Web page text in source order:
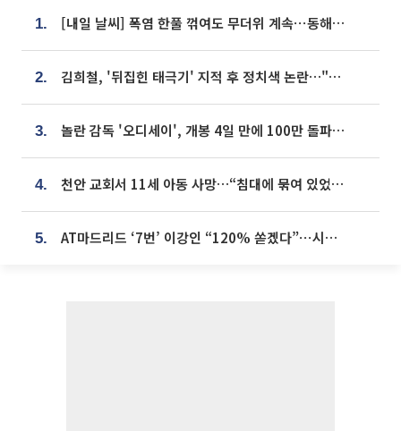
1. [내일 날씨] 폭염 한풀 꺾여도 무더위 계속⋯동해안 이틀 연속 비
2. 김희철, '뒤집힌 태극기' 지적 후 정치색 논란…"좌우 떠나 우리나라 국기"
3. 놀란 감독 '오디세이', 개봉 4일 만에 100만 돌파⋯'왕사남' 보다 빠르다
4. 천안 교회서 11세 아동 사망…“침대에 묶여 있었다” 진술 확보
5. AT마드리드 ‘7번’ 이강인 “120% 쏟겠다”⋯시메오네 감독 “필요한 선수”